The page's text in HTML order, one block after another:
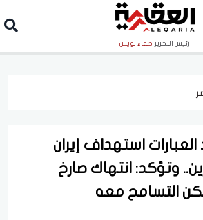
رئيس التحرير صفاء لويس
استهداف إيران
وتؤكد: انتهاك صارخ
التسامح معه